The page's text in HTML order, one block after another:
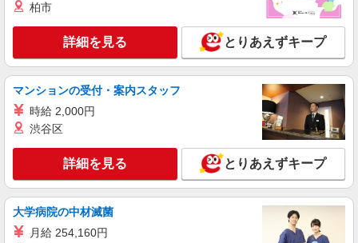
キープ 詳細を見る
パート
ライフ大井町トラックス店（店舗コード683）
精肉
ライフ大井町トラックス店 東京都品川区広町
二丁目1番3号
キープ 詳細を見る
アルバイト
柏市
詳細を見る とりあえずキープ
マンションの受付・案内スタッフ
時給 2,000円
渋谷区
詳細を見る とりあえずキープ
大学病院の中材滅菌
月給 254,160円